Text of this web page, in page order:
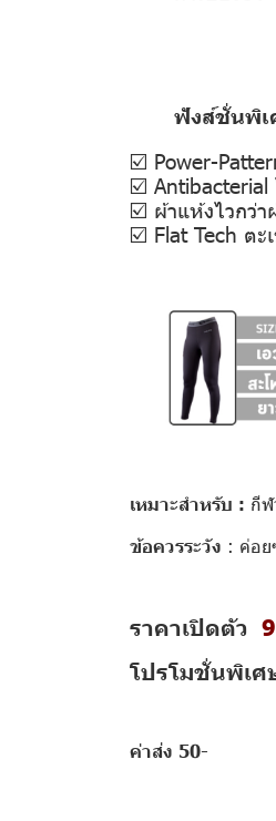
ฟังส์ชั่นพิเ
☑️ Power-
☑️ Antibacterial
☑️ ผ้าแห้งไวกว่า
☑️ Flat Tech ตะ
เหมาะสำหรับ : กี
ข้อควรระวัง : ค่อย
ราคาเปิดตัว
โปรโมชั่นพิเศ
ค่าส่ง 50-